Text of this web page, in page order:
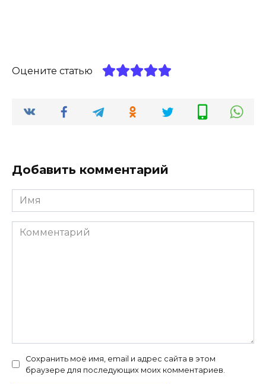
Оцените статью
Добавить комментарий
Имя
*
Комментарий
Сохранить моё имя, email и адрес сайта в этом
браузере для последующих моих комментариев.